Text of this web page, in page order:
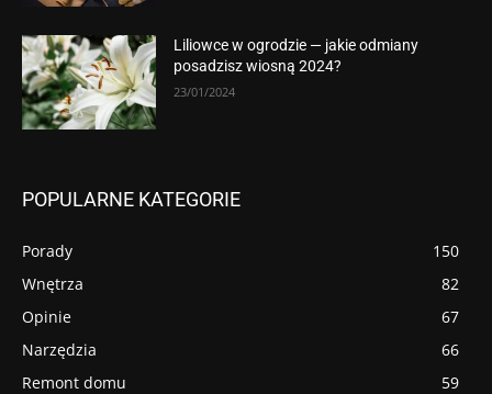
Liliowce w ogrodzie — jakie odmiany
posadzisz wiosną 2024?
23/01/2024
POPULARNE KATEGORIE
Porady
150
Wnętrza
82
Opinie
67
Narzędzia
66
Remont domu
59